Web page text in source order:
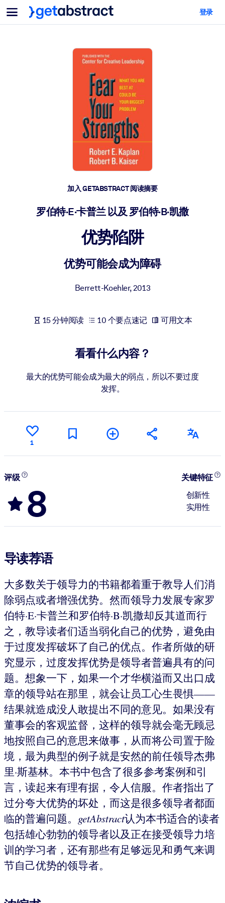
菜单
面向团队与管理者
为您的员工配备关键的人工智能技能。
帮助您的管理者为未来的工作时代做好准备。
让团队更轻松地共同学习、解决实际问题并更快采取行动。
培养您的员工应对未来挑战所需的技能。
将简短且经过验证的知识引入您的 LMS/LXP，以获得更强的学习效
利用可靠、结构化的知识为您的人工智能系统提供动力，以改善输
面向人工智能系统
登录
加入 GETABSTRACT 阅读摘要
罗伯特·E·卡普兰 以及 罗伯特·B·凯撒
优势陷阱
优势可能会成为障碍
Berrett-Koehler,2013
15 分钟阅读 10 个要点速记 可用文本
看看什么内容？
最大的优势可能会成为最大的弱点，所以不要过度
发挥。
1
评级
8
关键特征
创新性
实用性
导读荐语
大多数关于领导力的书籍都着重于教导人们消
除弱点或者增强优势。然而领导力发展专家罗
伯特·E·卡普兰和罗伯特·B·凯撒却反其道而行
之，教导读者们适当弱化自己的优势，避免由
于过度发挥破坏了自己的优点。作者所做的研
究显示，过度发挥优势是领导者普遍具有的问
题。想象一下，如果一个才华横溢而又出口成
章的领导站在那里，就会让员工心生畏惧——
结果就造成没人敢提出不同的意见。如果没有
董事会的客观监督，这样的领导就会毫无顾忌
地按照自己的意思来做事，从而将公司置于险
境，最为典型的例子就是安然的前任领导杰弗
里·斯基林。本书中包含了很多参考案例和引
言，读起来有理有据，令人信服。作者指出了
过分夸大优势的坏处，而这是很多领导者都面
临的普遍问题。 getAbstract认为本书适合的读者
包括雄心勃勃的领导者以及正在接受领导力培
训的学习者，还有那些有足够远见和勇气来调
节自己优势的领导者。